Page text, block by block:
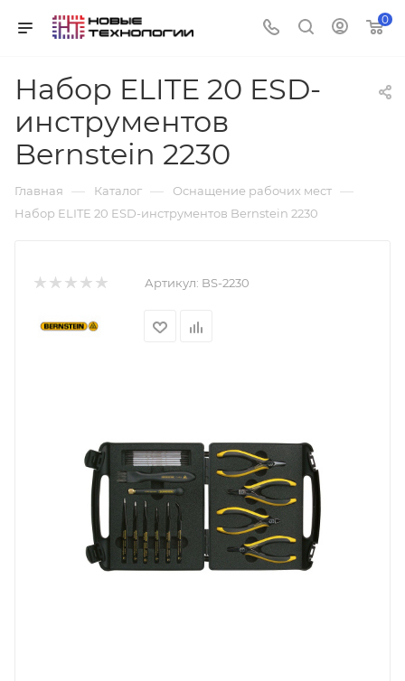
0
Набор ELITE 20 ESD-
инструментов
Bernstein 2230
Главная — Каталог — Оснащение рабочих мест —
Набор ELITE 20 ESD-инструментов Bernstein 2230
Артикул: BS-2230